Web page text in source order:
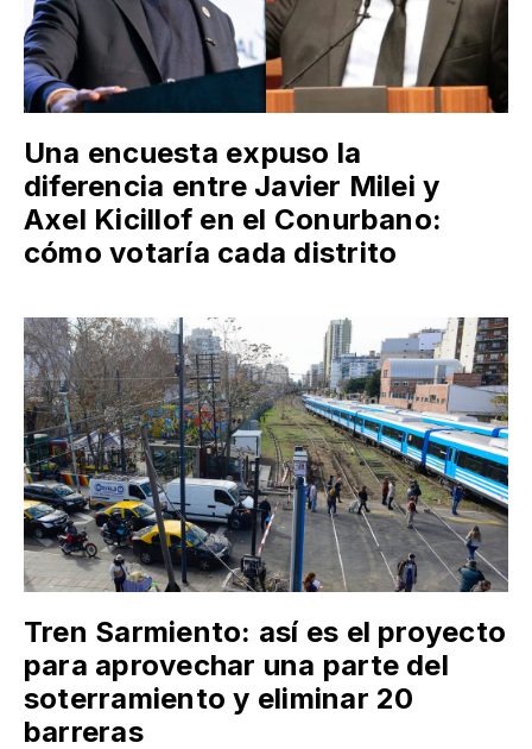
Una encuesta expuso la
diferencia entre Javier Milei y
Axel Kicillof en el Conurbano:
cómo votaría cada distrito
Tren Sarmiento: así es el proyecto
para aprovechar una parte del
soterramiento y eliminar 20
barreras